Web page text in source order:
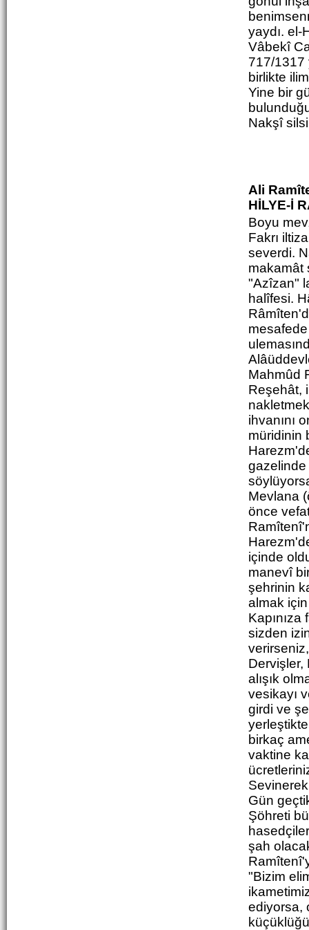
yaydı.
Vâbekî
717/1317
birlikte
Yine bir
Nakşî
Ali
HİLYE-İ
Boyu
Fakrı
severdi.
makamât
"Azîzan"
halîfesi.
Mahmûd
Reşehât,
ihvanını
müridinin
gazelinde
Mevlana
önce
içinde
manevî
şehrinin
almak
sizden
Dervişler,
alışık
vesikayı
girdi ve
birkaç
vaktine
Gün
Şöhreti
şah
"Bizim
ediyorsa,